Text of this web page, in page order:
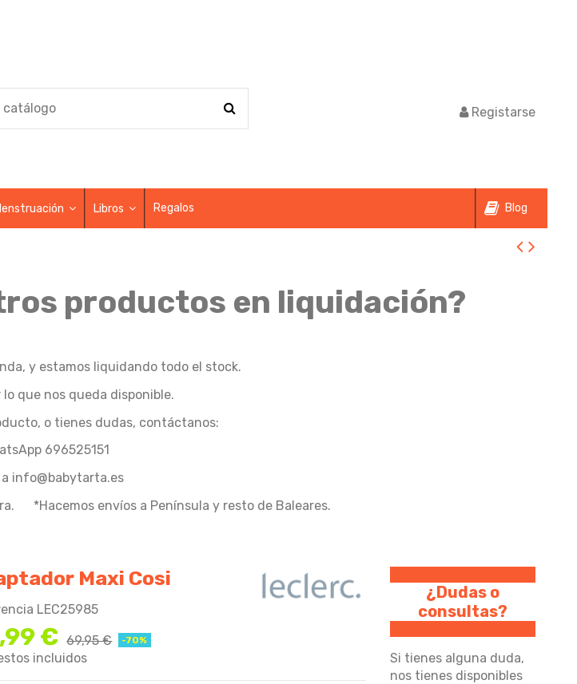
Registarse
Libros Blog
Regalos
productos en liquidación?
y estamos liquidando todo el stock.
que nos queda disponible.
o tienes dudas, contáctanos:
696525151
info@babytarta.es
*Hacemos envíos a Península y resto de Baleares.
Maxi Cosi
LEC25985
€ 69,95 € -70%
incluidos
¿Dudas o
consultas?
Si tienes alguna duda,
nos tienes disponibles